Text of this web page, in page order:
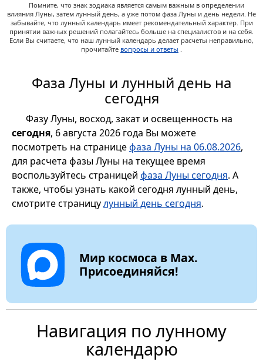
Помните, что знак зодиака является самым важным в определении
влияния Луны, затем лунный день, а уже потом фаза Луны и день недели. Не
забывайте, что лунный календарь имеет рекомендательный характер. При
принятии важных решений полагайтесь больше на специалистов и на себя.
Если Вы считаете, что наш лунный календарь делает расчеты неправильно,
прочитайте вопросы и ответы .
Фаза Луны и лунный день на
сегодня
Фазу Луны, восход, закат и освещенность на
сегодня, 6 августа 2026 года Вы можете
посмотреть на страницефаза Луны на 06.08.2026,
для расчета фазы Луны на текущее время
воспользуйтесь страницей фаза Луны сегодня. А
также, чтобы узнать какой сегодня лунный день,
смотрите страницулунный день сегодня.
Мир космоса в Max.
Присоединяйся!
Навигация по лунному
календарю